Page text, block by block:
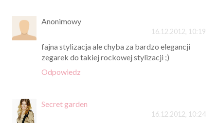
Anonimowy
16.12.2012, 10:19
fajna stylizacja ale chyba za bardzo elegancji
zegarek do takiej rockowej stylizacji ;)
Odpowiedz
Secret garden
16.12.2012, 10:24